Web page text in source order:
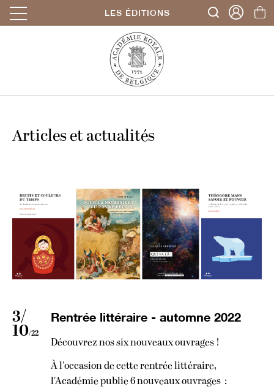
LES ÉDITIONS
Articles et actualités
3/
10/22
Rentrée littéraire - automne 2022
Découvrez nos six nouveaux ouvrages !
À l'occasion de cette rentrée littéraire,
l'Académie publie 6 nouveaux ouvrages :